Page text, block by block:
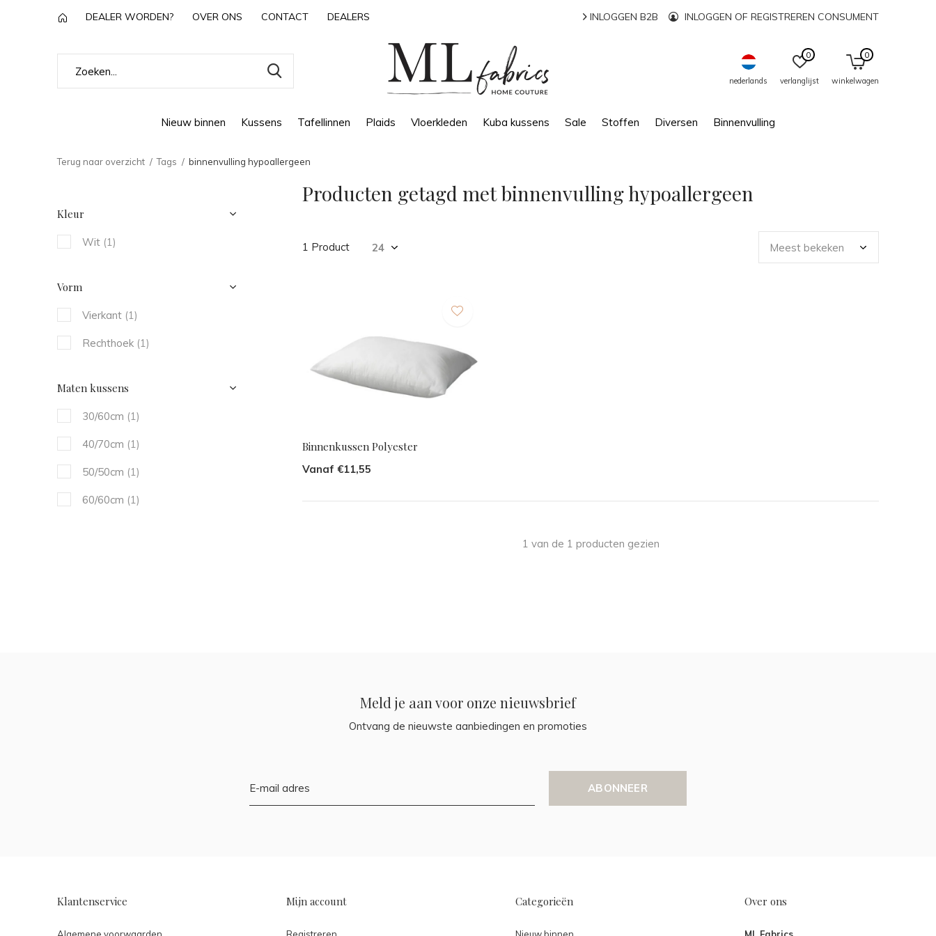
Nieuw binnen Kussens Tafellinnen Plaids Vloerkleden Kuba kussens Sale Stoffen Diversen Binnenvulling
nederlands verlanglijst
0
winkelwagen
0
DEALER WORDEN? OVER ONS CONTACT DEALERS INLOGGEN B2B INLOGGEN OF REGISTREREN CONSUMENT
Terug naar overzicht Tags binnenvulling hypoallergeen
Producten getagd met binnenvulling hypoallergeen
1 Product
Binnenkussen Polyester
Vanaf €11,55
1 van de 1 producten gezien
Kleur
Wit (1)
Vorm
Vierkant (1)
Rechthoek (1)
Maten kussens
30/60cm (1)
40/70cm (1)
50/50cm (1)
60/60cm (1)
Meld je aan voor onze nieuwsbrief
Ontvang de nieuwste aanbiedingen en promoties
ABONNEER
Klantenservice
Algemene voorwaarden
Mijn account
Registreren
Categorieën
Nieuw binnen
Over ons
ML Fabrics